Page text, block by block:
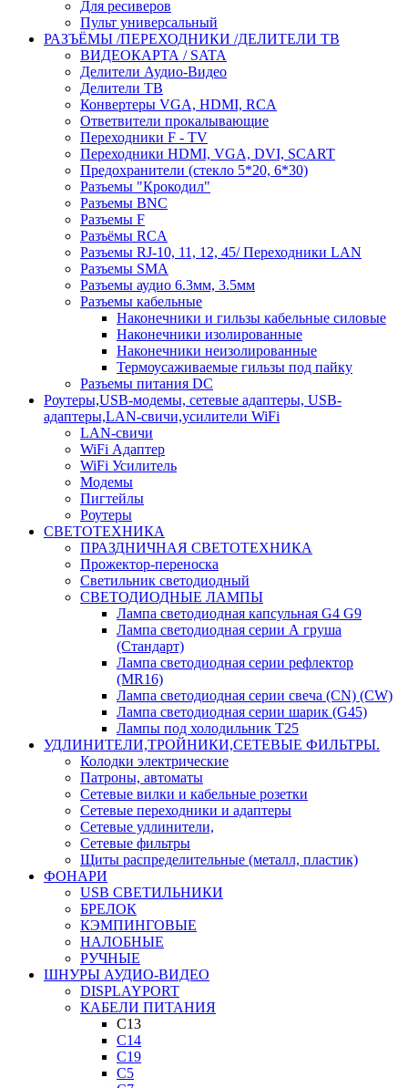
Для ресиверов
Пульт универсальный
РАЗЪЁМЫ /ПЕРЕХОДНИКИ /ДЕЛИТЕЛИ ТВ
ВИДЕОКАРТА / SATA
Делители Аудио-Видео
Делители ТВ
Конвертеры VGA, HDMI, RCA
Ответвители прокалывающие
Переходники F - TV
Переходники HDMI, VGA, DVI, SCART
Предохранители (стекло 5*20, 6*30)
Разъемы "Крокодил"
Разъемы BNC
Разъемы F
Разъёмы RCA
Разъемы RJ-10, 11, 12, 45/ Переходники LAN
Разъемы SMA
Разъемы аудио 6.3мм, 3.5мм
Разъемы кабельные
Наконечники и гильзы кабельные силовые
Наконечники изолированные
Наконечники неизолированные
Термоусаживаемые гильзы под пайку
Разъемы питания DC
Роутеры,USB-модемы, сетевые адаптеры, USB-
адаптеры,LAN-свичи,усилители WiFi
LAN-свичи
WiFi Адаптер
WiFi Усилитель
Модемы
Пигтейлы
Роутеры
СВЕТОТЕХНИКА
ПРАЗДНИЧНАЯ СВЕТОТЕХНИКА
Прожектор-переноска
Светильник светодиодный
СВЕТОДИОДНЫЕ ЛАМПЫ
Лампа светодиодная капсульная G4 G9
Лампа светодиодная серии А груша
(Стандарт)
Лампа светодиодная серии рефлектор
(MR16)
Лампа светодиодная серии свеча (CN) (CW)
Лампа светодиодная серии шарик (G45)
Лампы под холодильник T25
УДЛИНИТЕЛИ,ТРОЙНИКИ,СЕТЕВЫЕ ФИЛЬТРЫ.
Колодки электрические
Патроны, автоматы
Сетевые вилки и кабельные розетки
Сетевые переходники и адаптеры
Сетевые удлинители,
Сетевые фильтры
Щиты распределительные (металл, пластик)
ФОНАРИ
USB СВЕТИЛЬНИКИ
БРЕЛОК
КЭМПИНГОВЫЕ
НАЛОБНЫЕ
РУЧНЫЕ
ШНУРЫ АУДИО-ВИДЕО
DISPLAYPORT
КАБЕЛИ ПИТАНИЯ
C13
C14
C19
C5